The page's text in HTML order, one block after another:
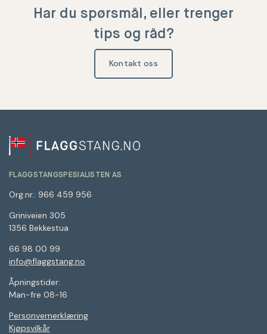
Har du spørsmål, eller trenger
tips og råd?
Kontakt oss
FLAGGSTANGSPESIALISTEN AS
Org.nr.: 966 459 956
Griniveien 305
1356 Bekkestua
66 98 00 99
info@flaggstang.no
Åpningstider:
Man-fre 08-16
Personvernerklæring
Kjøpsvilkår